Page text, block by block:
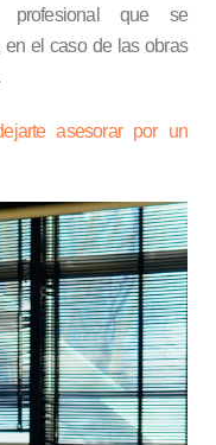
que se
el caso de las obras
asesorar por un